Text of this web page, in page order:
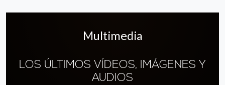
Multimedia
LOS ÚLTIMOS VÍDEOS, IMÁGENES Y
AUDIOS